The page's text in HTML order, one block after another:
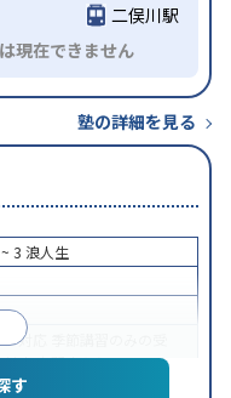
二俣川駅
現在できません
塾の詳細を見る
3 浪人生
対応
対応自習室あり
す